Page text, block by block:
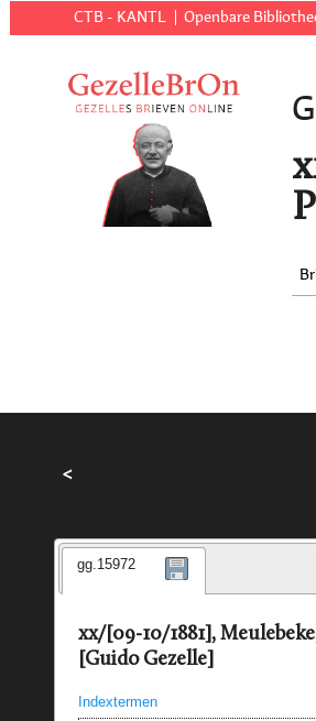
CTB - KANTL Openbare
<
gg.15972
xx/[09-10/1881],
[Guido Gezelle]
Indextermen